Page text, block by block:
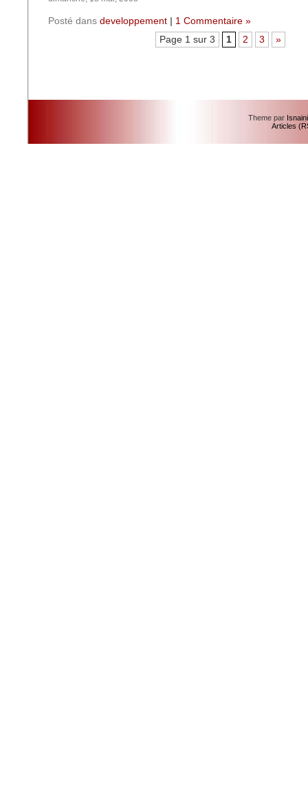
Posté dans developpement
1 Commentaire »
Page 1 sur 3
1 2 3 »
Theme par
Articles